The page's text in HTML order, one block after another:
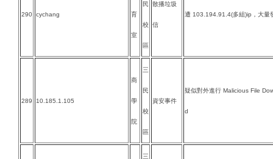
290 cychang 育
室
民
校
區
散播垃圾
信
遭 103.194.91.4(多組)ip，大量
289 10.185.1.105
商
學
院
三
民
校
區
資安事件
疑似對外進行 Malicious File
d
三